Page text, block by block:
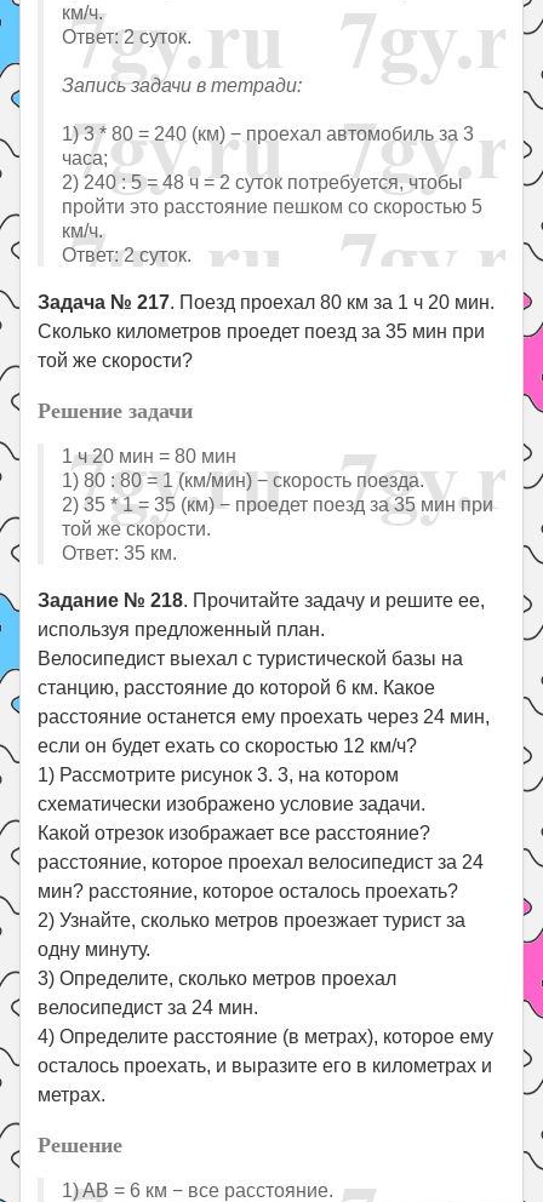
км/ч.
Ответ: 2 суток.
Запись задачи в тетради:
1) 3 * 80 = 240 (км) − проехал автомобиль за 3
часа;
2) 240 : 5 = 48 ч = 2 суток потребуется, чтобы
пройти это расстояние пешком со скоростью 5
км/ч.
Ответ: 2 суток.
Задача № 217. Поезд проехал 80 км за 1 ч 20 мин.
Сколько километров проедет поезд за 35 мин при
той же скорости?
Решение задачи
1 ч 20 мин = 80 мин
1) 80 : 80 = 1 (км/мин) − скорость поезда.
2) 35 * 1 = 35 (км) − проедет поезд за 35 мин при
той же скорости.
Ответ: 35 км.
Задание № 218. Прочитайте задачу и решите ее,
используя предложенный план.
Велосипедист выехал с туристической базы на
станцию, расстояние до которой 6 км. Какое
расстояние останется ему проехать через 24 мин,
если он будет ехать со скоростью 12 км/ч?
1) Рассмотрите рисунок 3. 3, на котором
схематически изображено условие задачи.
Какой отрезок изображает все расстояние?
расстояние, которое проехал велосипедист за 24
мин? расстояние, которое осталось проехать?
2) Узнайте, сколько метров проезжает турист за
одну минуту.
3) Определите, сколько метров проехал
велосипедист за 24 мин.
4) Определите расстояние (в метрах), которое ему
осталось проехать, и выразите его в километрах и
метрах.
Решение
1) AB = 6 км − все расстояние.